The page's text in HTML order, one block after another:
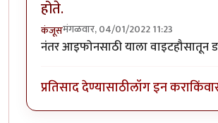
होते.
कंजूसमंगळवार, 04/01/2022 11:23
नंतर आइफोनसाठी याला वाइटहौसातून
प्रतिसाद देण्यासाठीलॉग इन कराकिंवा